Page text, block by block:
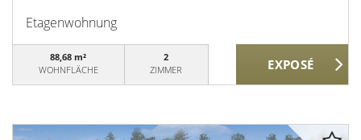
Etagenwohnung
88,68 m²
WOHNFLÄCHE
2
ZIMMER